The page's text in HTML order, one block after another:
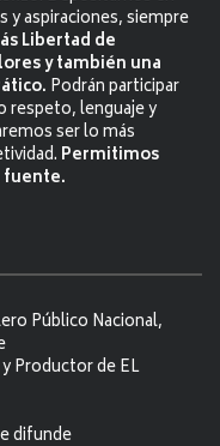
y aspiraciones, siempre
Libertad de
y también una
Podrán participar
respeto, lenguaje y
ser lo más
Permitimos
fuente.
Público Nacional,
Productor de EL
difunde